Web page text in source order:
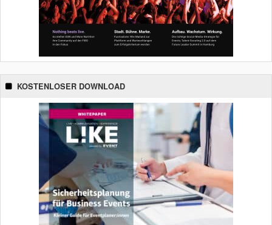
KOSTENLOSER DOWNLOAD